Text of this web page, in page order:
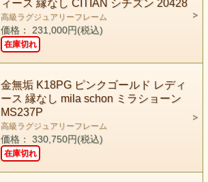
ィース 縁なし CITIAN シチズン 20428
高級ラグジュアリーフレーム
価格： 231,000円(税込)
在庫切れ
金無垢 K18PG ピンクゴールド レディ
ース 縁なし mila schon ミラショーン
MS237P
高級ラグジュアリーフレーム
価格： 330,750円(税込)
在庫切れ